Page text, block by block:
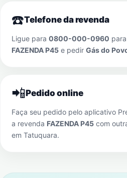
☎️Telefone da revenda
Ligue para 0800-000-0960
FAZENDA P45 e pedir Gás do
📲Pedido online
Faça seu pedido pelo aplicativo
a revenda FAZENDA P45 com
em Tatuquara.